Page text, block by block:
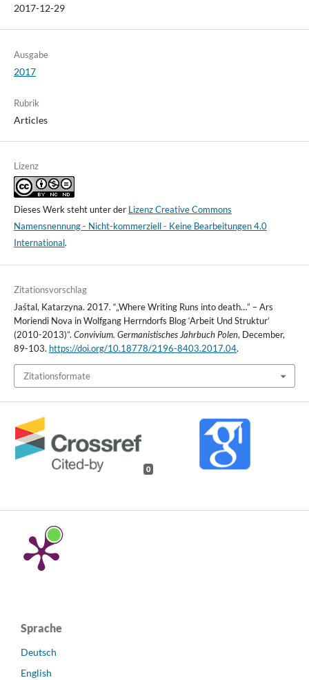
2017-12-29
Ausgabe
2017
Rubrik
Articles
Lizenz
Dieses Werk steht unter der Lizenz Creative Commons
Namensnennung - Nicht-kommerziell - Keine Bearbeitungen 4.0
International.
Zitationsvorschlag
Jaśtal, Katarzyna. 2017. “„Where Writing Runs into death…” – Ars
Moriendi Nova in Wolfgang Herrndorfs Blog ‘Arbeit Und Struktur’
(2010-2013)”. Convivium. Germanistisches Jahrbuch Polen, December,
89-103. https://doi.org/10.18778/2196-8403.2017.04.
Zitationsformate
0
Sprache
Deutsch
English